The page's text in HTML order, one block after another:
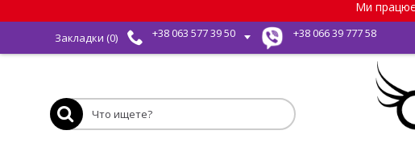
Ми
Закладки (0) +38 063 577 39 50 +38 066 39 777 58